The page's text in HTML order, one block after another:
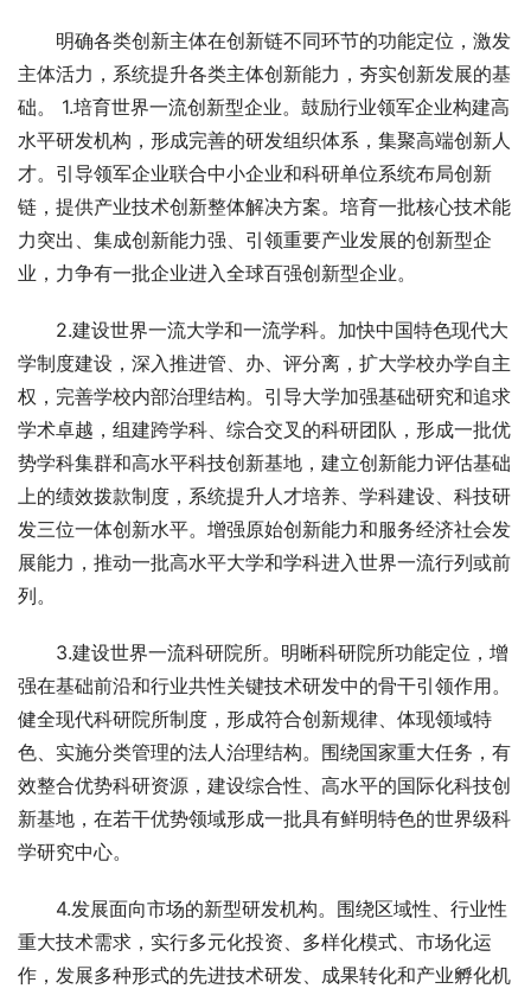
明确各类创新主体在创新链不同环节的功能定位，激发
主体活力，系统提升各类主体创新能力，夯实创新发展的基
础。 1.培育世界一流创新型企业。鼓励行业领军企业构建高
水平研发机构，形成完善的研发组织体系，集聚高端创新人
才。引导领军企业联合中小企业和科研单位系统布局创新
链，提供产业技术创新整体解决方案。培育一批核心技术能
力突出、集成创新能力强、引领重要产业发展的创新型企
业，力争有一批企业进入全球百强创新型企业。
2.建设世界一流大学和一流学科。加快中国特色现代大
学制度建设，深入推进管、办、评分离，扩大学校办学自主
权，完善学校内部治理结构。引导大学加强基础研究和追求
学术卓越，组建跨学科、综合交叉的科研团队，形成一批优
势学科集群和高水平科技创新基地，建立创新能力评估基础
上的绩效拨款制度，系统提升人才培养、学科建设、科技研
发三位一体创新水平。增强原始创新能力和服务经济社会发
展能力，推动一批高水平大学和学科进入世界一流行列或前
列。
3.建设世界一流科研院所。明晰科研院所功能定位，增
强在基础前沿和行业共性关键技术研发中的骨干引领作用。
健全现代科研院所制度，形成符合创新规律、体现领域特
色、实施分类管理的法人治理结构。围绕国家重大任务，有
效整合优势科研资源，建设综合性、高水平的国际化科技创
新基地，在若干优势领域形成一批具有鲜明特色的世界级科
学研究中心。
4.发展面向市场的新型研发机构。围绕区域性、行业性
重大技术需求，实行多元化投资、多样化模式、市场化运
作，发展多种形式的先进技术研发、成果转化和产业孵化机